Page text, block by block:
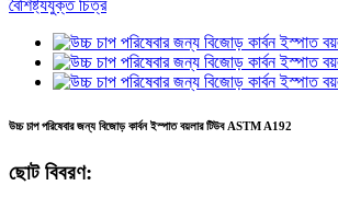
উচ্চ চাপ পরিষেবার জন্য বিজোড় কার্বন ইস্পাত বয়লার টিউব ASTM A192
ছোট বিবরণ: